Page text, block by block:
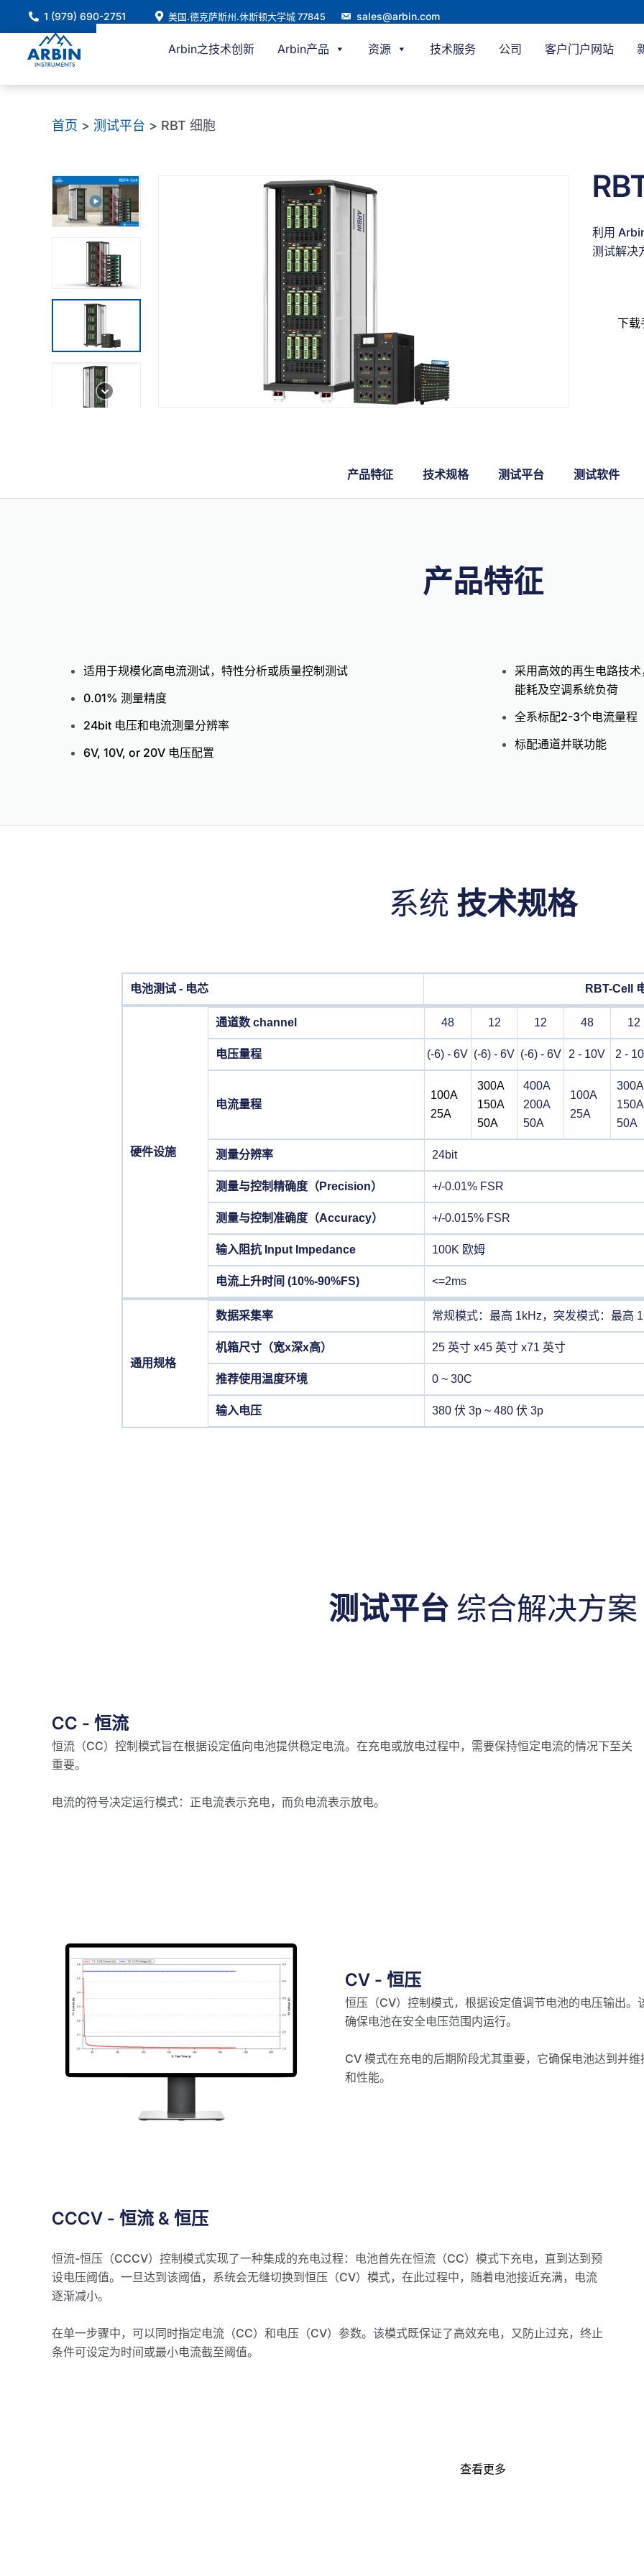
1 (979) 690-2751 美国.德克萨斯州.休斯顿大学城 77845 sales@arbin.com
Arbin之技术创新 Arbin产品 资源 技术服务 公司 客户门户网站
首页 > 测试平台 > RBT 细胞
利用
测试解决
下载
产品特征 技术规格 测试平台 测试软件
产品特征
适用于规模化高电流测试，特性分析或质量控制测试
0.01% 测量精度
24bit 电压和电流测量分辨率
6V, 10V, or 20V 电压配置
采用高效的再生电路技
能耗及空调系统负荷
全系标配2-3个电流量程
标配通道并联功能
系统 技术规格
电池测试 - 电芯 RBT-Cell
硬件设施
通道数 channel 48 12 12 48 12
电压量程 (-6) - 6V (-6) - 6V (-6) - 6V 2 - 10V 2 -
电流量程
100A
25A
300A
150A
50A
400A
200A
50A
100A
25A
300A
150A
50A
测量分辨率 24bit
测量与控制精确度（Precision） +/-0.01% FSR
测量与控制准确度（Accuracy） +/-0.015% FSR
输入阻抗 Input Impedance 100K 欧姆
电流上升时间 (10%-90%FS) <=2ms
通用规格
数据采集率 常规模式：最高 1kHz，突发模式：最高
机箱尺寸（宽x深x高） 25 英寸 x45 英寸 x71 英寸
推荐使用温度环境 0 ~ 30C
输入电压 380 伏 3p ~ 480 伏 3p
测试平台 综合解决方案
CC - 恒流
恒流（CC）控制模式旨在根据设定值向电池提供稳定电流。在充电或放电过程中，需要保持恒定电流的情况下至关
重要。
电流的符号决定运行模式：正电流表示充电，而负电流表示放电。
CV - 恒压
恒压（CV）控制模式，根据设定值调节电池的电压输出
确保电池在安全电压范围内运行。
CV 模式在充电的后期阶段尤其重要，它确保电池达到并
和性能。
CCCV - 恒流 & 恒压
恒流-恒压（CCCV）控制模式实现了一种集成的充电过程：电池首先在恒流（CC）模式下充电，直到达到预
设电压阈值。一旦达到该阈值，系统会无缝切换到恒压（CV）模式，在此过程中，随着电池接近充满，电流
逐渐减小。
在单一步骤中，可以同时指定电流（CC）和电压（CV）参数。该模式既保证了高效充电，又防止过充，终止
条件可设定为时间或最小电流截至阈值。
查看更多